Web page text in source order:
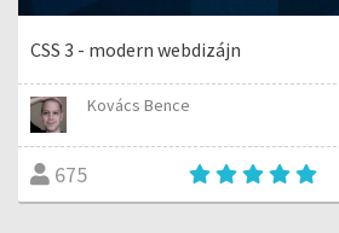
CSS 3 - modern webdizájn
Kovács Bence
675